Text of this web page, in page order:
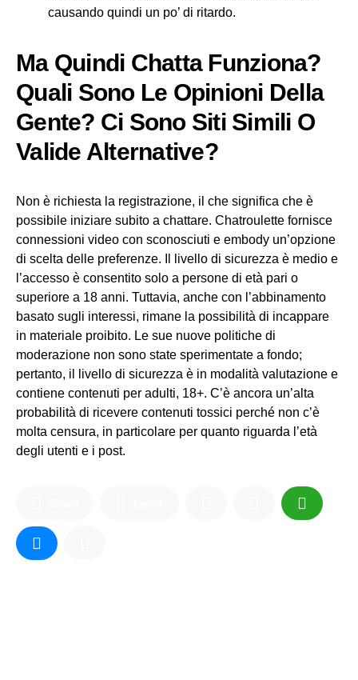
causando quindi un po’ di ritardo.
Ma Quindi Chatta Funziona?
Quali Sono Le Opinioni Della
Gente? Ci Sono Siti Simili O
Valide Alternative?
Non è richiesta la registrazione, il che significa che è
possibile iniziare subito a chattare. Chatroulette fornisce
connessioni video con sconosciuti e embody un’opzione
di scelta delle preferenze. Il livello di sicurezza è medio e
l’accesso è consentito solo a persone di età pari o
superiore a 18 anni. Tuttavia, anche con l’abbinamento
basato sugli interessi, rimane la possibilità di incappare
in materiale proibito. Le sue nuove politiche di
moderazione non sono state sperimentate a fondo;
pertanto, il livello di sicurezza è in modalità valutazione e
contiene contenuti per adulti, 18+. C’è ancora un’alta
probabilità di ricevere contenuti tossici perché non c’è
molta censura, in particolare per quanto riguarda l’età
degli utenti e i post.